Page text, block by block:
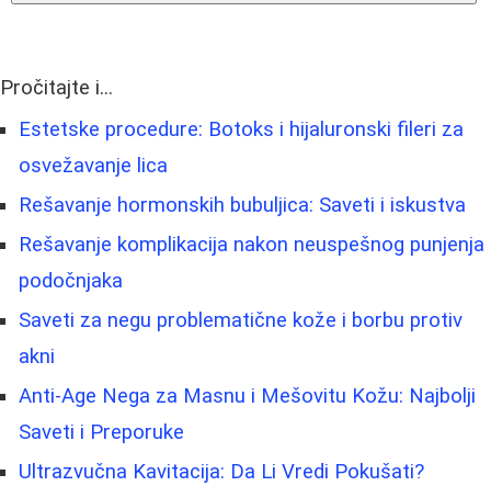
Pročitajte i...
Estetske procedure: Botoks i hijaluronski fileri za
osvežavanje lica
Rešavanje hormonskih bubuljica: Saveti i iskustva
Rešavanje komplikacija nakon neuspešnog punjenja
podočnjaka
Saveti za negu problematične kože i borbu protiv
akni
Anti-Age Nega za Masnu i Mešovitu Kožu: Najbolji
Saveti i Preporuke
Ultrazvučna Kavitacija: Da Li Vredi Pokušati?